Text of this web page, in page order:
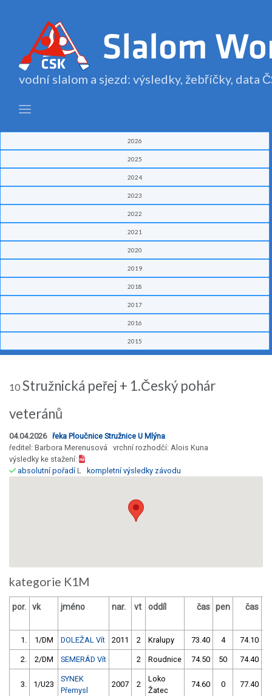
vodní slalom a sjezd: výsledky, žebříčky, data
2026
2025
2024
2023
2022
2021
2020
2019
2018
2017
2016
2015
10 Stružnická peřej + 1.Český pohár
veteránů
04.04.2026 řeka Ploučnice Stružnice U Mlýna
ředitel: Barbora Merenusová vrchní rozhodčí: Alois Kuna
výsledky ke stažení:
absolutní pořadíL kompletní výsledky závodu
kategorie K1M
por. vk jméno nar. vt oddíl čas pen čas
1. 1/DM DOLEŽAL Vít 2011 2 Kralupy 73.40 4 74.10
2. 2/DM SEMERÁD Vít 2 Roudnice 74.50 50 74.40
3. 1/U23
SYNEK
Přemysl
2007 2
Loko
Žatec
74.60 0 77.40